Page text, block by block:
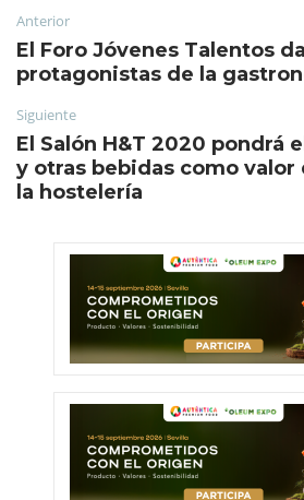
Anterior
El Foro Jóvenes Talentos
protagonistas de la
Siguiente
El Salón H&T 2020 pondrá
y otras bebidas como
la hostelería